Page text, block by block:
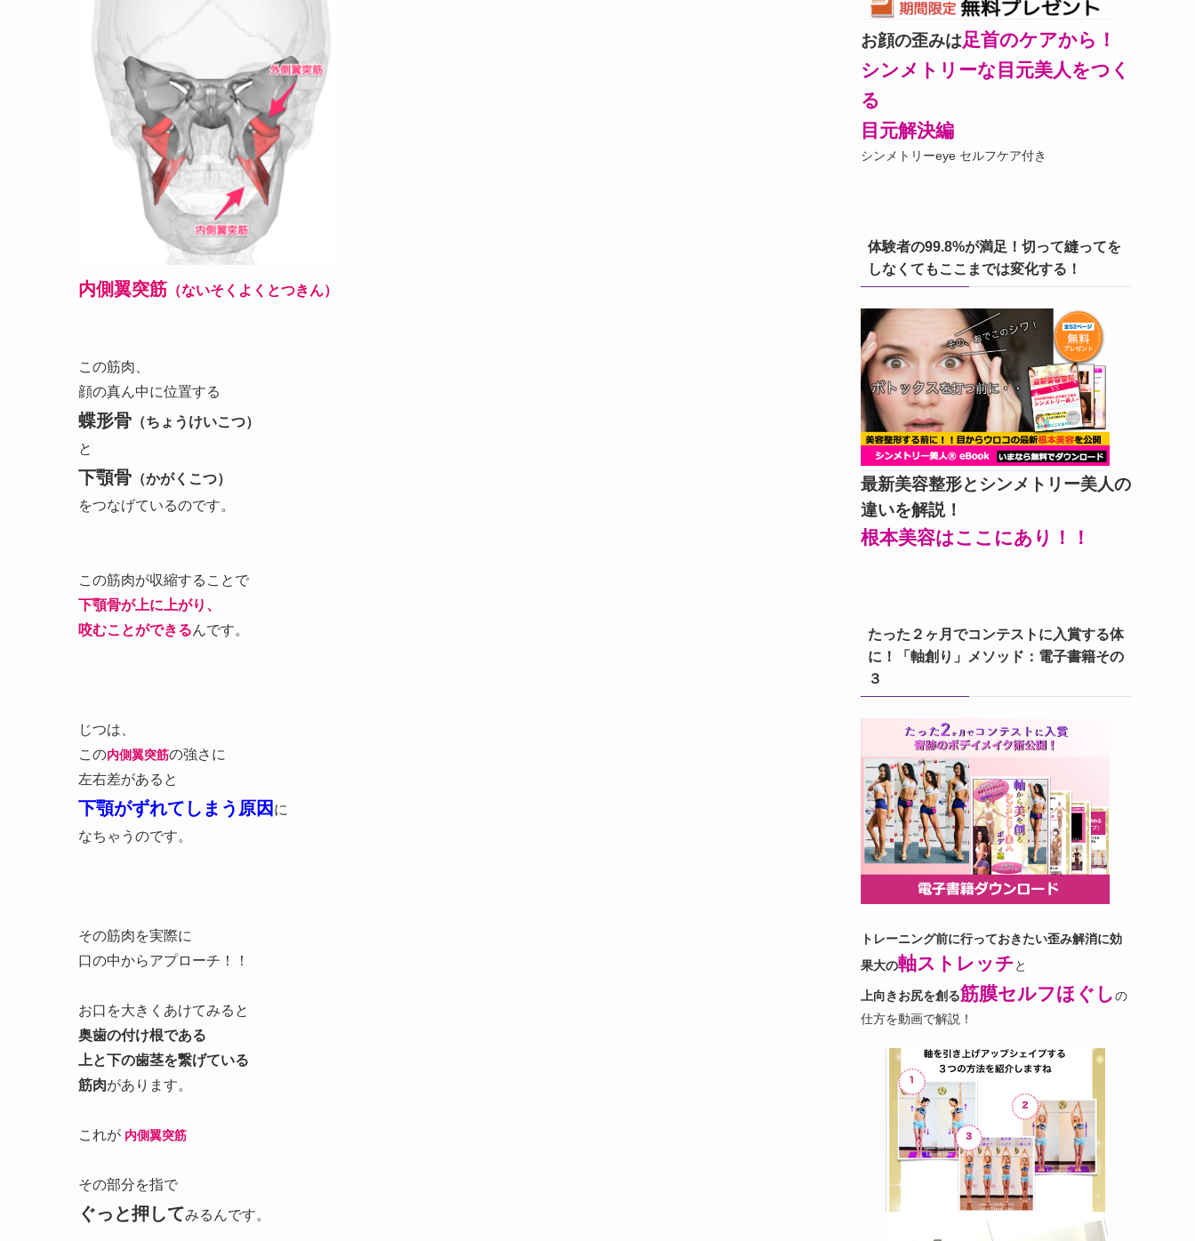
内側翼突筋 （ないそくよくとつきん）
この筋肉、
顔の真ん中に位置する
蝶形骨 （ちょうけいこつ）
と
下顎骨 （かがくこつ）
をつなげているのです。
この筋肉が収縮することで
下顎骨が上に上がり、
咬むことができるんです。
じつは、
この内側翼突筋の強さに
左右差があると
下顎がずれてしまう原因 に
なちゃうのです。
その筋肉を実際に
口の中からアプローチ！！
お口を大きくあけてみると
奥歯の付け根である
上と下の歯茎を繋げている
筋肉があります。
これが 内側翼突筋
その部分を指で
ぐっと押してみるんです。
お顔の歪みは足首のケアから！
シンメトリーな目元美人をつく
る
目元解決編
シンメトリーeye セルフケア付き
体験者の99.8%が満足！切って縫ってを
しなくてもここまでは変化する！
最新美容整形とシンメトリー美人の
違いを解説！
根本美容はここにあり！！
たった２ヶ月でコンテストに入賞する体
に！「軸創り」メソッド：電子書籍その
３
トレーニング前に行っておきたい歪み解消に効
果大の軸ストレッチと
上向きお尻を創る筋膜セルフほぐしの
仕方を動画で解説！